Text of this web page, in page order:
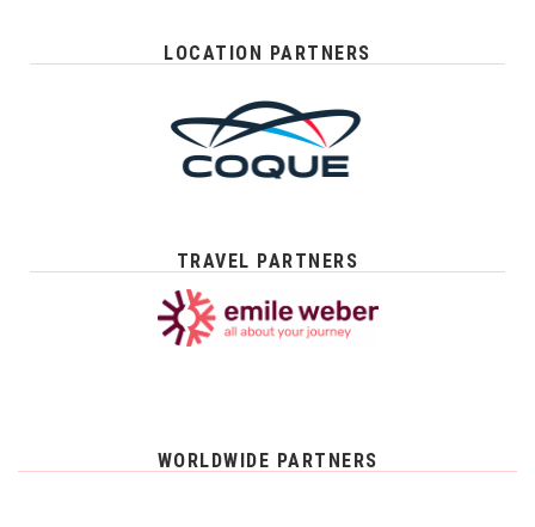
LOCATION PARTNERS
TRAVEL PARTNERS
WORLDWIDE PARTNERS